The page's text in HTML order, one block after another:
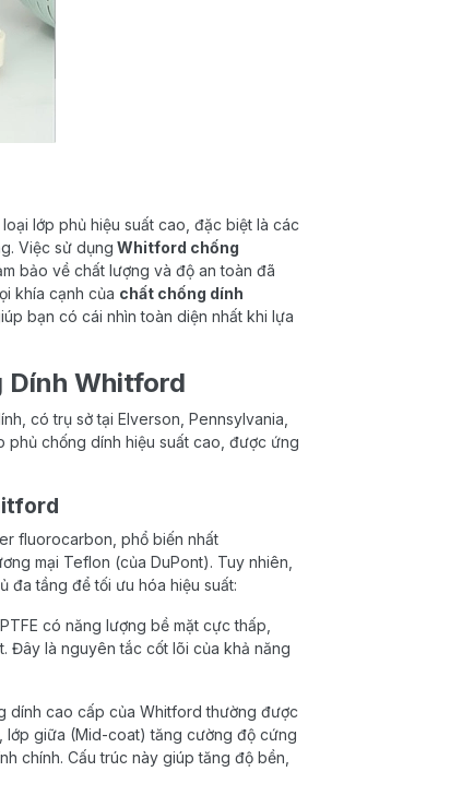
lớp phủ hiệu suất cao, đặc biệt là các
Việc sử dụng Whitford chống
bảo về chất lượng và độ an toàn đã
khía cạnh của chất chống dính
bạn có cái nhìn toàn diện nhất khi lựa
Dính Whitford
có trụ sở tại Elverson, Pennsylvania,
phủ chống dính hiệu suất cao, được ứng
fluorocarbon, phổ biến nhất
mại Teflon (của DuPont). Tuy nhiên,
tầng để tối ưu hóa hiệu suất:
PTFE có năng lượng bề mặt cực thấp,
Đây là nguyên tắc cốt lõi của khả năng
dính cao cấp của Whitford thường được
lớp giữa (Mid-coat) tăng cường độ cứng
chính. Cấu trúc này giúp tăng độ bền,